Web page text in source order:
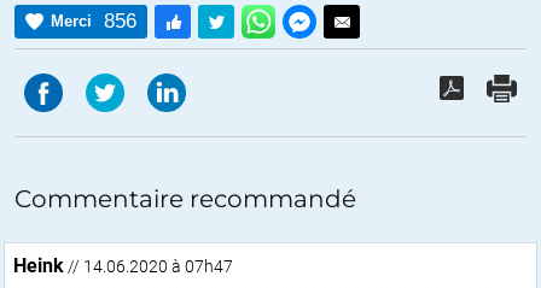
Merci 856
Commentaire recommandé
Heink // 14.06.2020 à 07h47